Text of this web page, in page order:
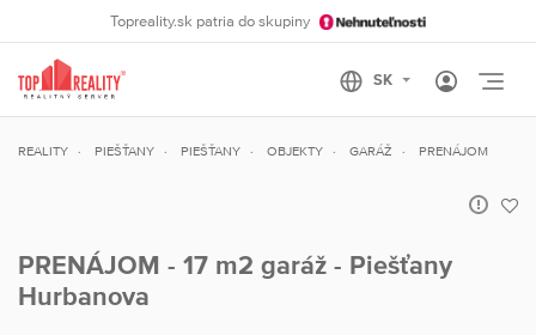
Topreality.sk patria do skupiny
REALITY PIEŠŤANY PIEŠŤANY OBJEKTY GARÁŽ PRENÁJOM
PRENÁJOM - 17 m2 garáž - Piešťany
Hurbanova